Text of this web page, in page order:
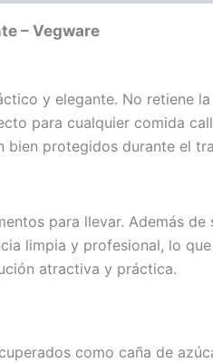
– Vegware
y elegante. No retiene
para cualquier comida
protegidos durante el
para llevar. Además
limpia y profesional, lo
atractiva y práctica.
como caña de